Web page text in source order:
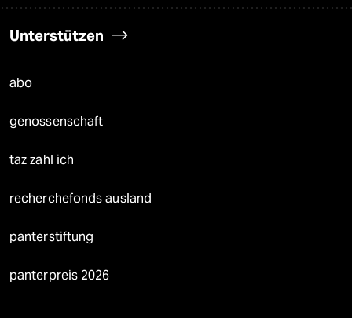
Unterstützen
abo
genossenschaft
taz zahl ich
recherchefonds ausland
panterstiftung
panterpreis 2026